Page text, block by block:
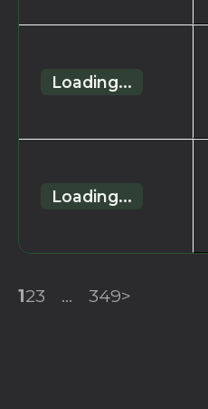
Loading...
Loading...
123 ... 349>